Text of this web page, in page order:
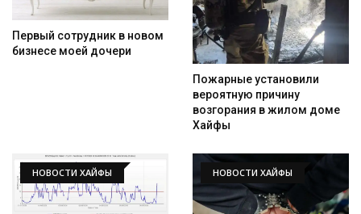
Первый сотрудник в новом
бизнесе моей дочери
Пожарные установили
вероятную причину
возгорания в жилом доме
Хайфы
НОВОСТИ ХАЙФЫ НОВОСТИ ХАЙФЫ